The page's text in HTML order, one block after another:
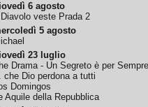
6 agosto
Diavolo veste Prada 2
5 agosto
23 luglio
Drama - Un Segreto è per Sempre
che Dio perdona a tutti
Domingos
Aquile della Repubblica